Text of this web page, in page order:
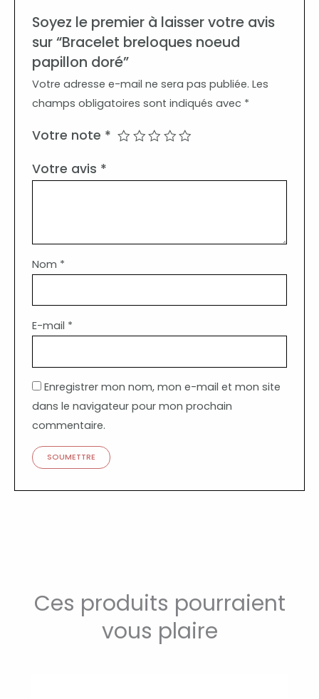
Soyez le premier à laisser votre avis
sur “Bracelet breloques noeud
papillon doré”
Votre adresse e-mail ne sera pas publiée. Les
champs obligatoires sont indiqués avec *
Votre note *
Votre avis *
Nom *
E-mail *
Enregistrer mon nom, mon e-mail et mon site
dans le navigateur pour mon prochain
commentaire.
Ces produits pourraient
vous plaire